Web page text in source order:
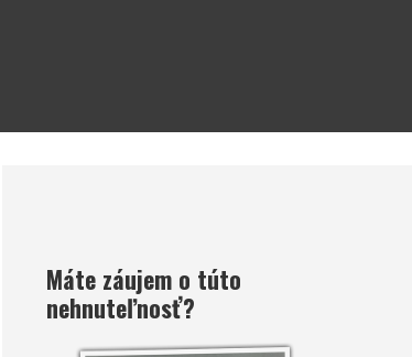
Máte záujem o túto
nehnuteľnosť?